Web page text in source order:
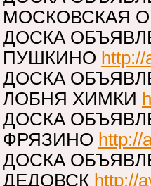
МОСКОВСКАЯ
ДОСКА
ПУШКИНО
ДОСКА
ЛОБНЯ ХИМКИ
ДОСКА
ФРЯЗИНО http://
ДОСКА
ДЕДОВСК http://